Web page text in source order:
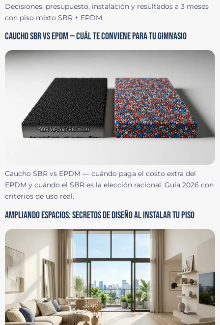
Decisiones, presupuesto, instalación y resultados a 3 meses
con piso mixto SBR + EPDM.
CAUCHO SBR VS EPDM — CUÁL TE CONVIENE PARA TU GIMNASIO
Caucho SBR vs EPDM — cuándo paga el costo extra del
EPDM y cuándo el SBR es la elección racional. Guía 2026 con
criterios de uso real.
AMPLIANDO ESPACIOS: SECRETOS DE DISEÑO AL INSTALAR TU PISO